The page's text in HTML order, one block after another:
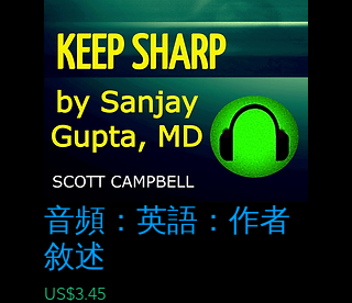
音頻：英語：作者
敘述
US$3.45價